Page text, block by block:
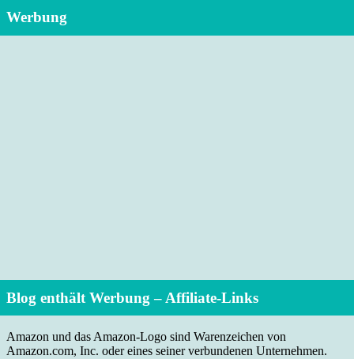
Werbung
Blog enthält Werbung – Affiliate-Links
Amazon und das Amazon-Logo sind Warenzeichen von
Amazon.com, Inc. oder eines seiner verbundenen Unternehmen.